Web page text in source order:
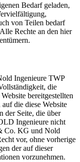
Bedarf geladen,
von Teilen bedarf
Rechte an den hier
Ingenieure TWP
die
bereitgestellten
die diese Website
der Seite, die über
Ingenieure nicht
Co. KG und Nold
vor, ohne vorherige
der auf dieser
vorzunehmen.